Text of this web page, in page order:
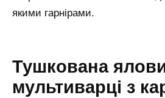
якими гарнірами.
Тушкована
мультиварці з